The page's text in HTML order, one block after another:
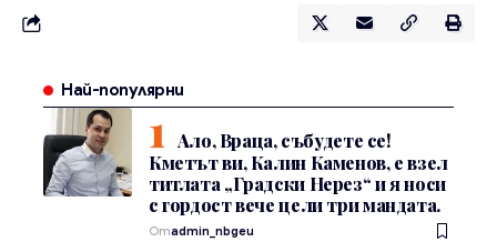
Най-популярни
Ало, Враца, събудете се!
Кметът ви, Калин Каменов, е взел
титлата „Градски Нерез“ и я носи
с гордост вече цели три мандата.
Отadmin_nbgeu